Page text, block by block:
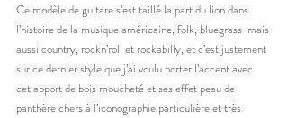
Ce modèle de guitare s’est taillé la part du lion dans
l’histoire de la musique américaine, folk, bluegrass  mais
aussi country, rockn’roll et rockabilly, et c’est justement
sur ce dernier style que j’ai voulu porter l’accent avec
cet apport de bois moucheté et ses effet peau de
panthère chers à l’iconographie particulière et très